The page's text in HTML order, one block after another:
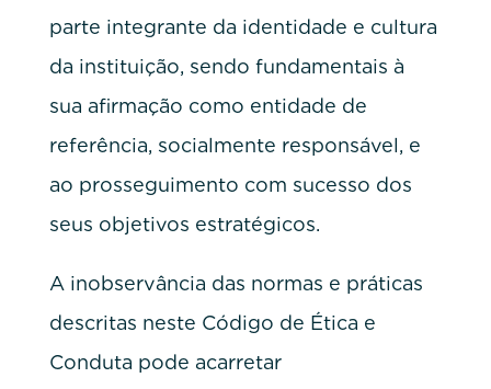
parte integrante da identidade e cultura
da instituição, sendo fundamentais à
sua afirmação como entidade de
referência, socialmente responsável, e
ao prosseguimento com sucesso dos
seus objetivos estratégicos.
A inobservância das normas e práticas
descritas neste Código de Ética e
Conduta pode acarretar